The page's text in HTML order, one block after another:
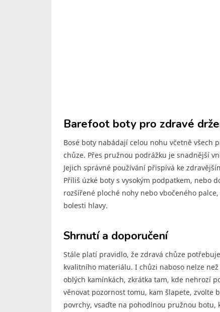
Barefoot boty pro zdravé
Bosé boty nabádají celou nohu včetně všech
chůze. Přes pružnou podrážku je snadnější
Jejich správné používání přispívá ke
Příliš úzké boty s vysokým podpatkem, nebo
rozšířené ploché nohy nebo vbočeného
bolesti hlavy.
Shrnutí a doporučení
Stále platí pravidlo, že zdravá chůze
kvalitního materiálu. I chůzi naboso nelze
oblých kamínkách, zkrátka tam, kde nehrozí
věnovat pozornost tomu, kam šlapete, zvolte
povrchy, vsaďte na pohodlnou pružnou